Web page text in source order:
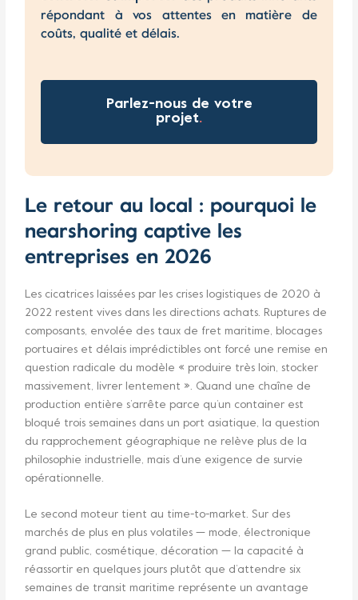
répondant à vos attentes en matière de
coûts, qualité et délais.
Parlez-nous de votre
projet.
Le retour au local : pourquoi le
nearshoring captive les
entreprises en 2026
Les cicatrices laissées par les crises logistiques de 2020 à
2022 restent vives dans les directions achats. Ruptures de
composants, envolée des taux de fret maritime, blocages
portuaires et délais imprédictibles ont forcé une remise en
question radicale du modèle « produire très loin, stocker
massivement, livrer lentement ». Quand une chaîne de
production entière s’arrête parce qu’un container est
bloqué trois semaines dans un port asiatique, la question
du rapprochement géographique ne relève plus de la
philosophie industrielle, mais d’une exigence de survie
opérationnelle.
Le second moteur tient au time-to-market. Sur des
marchés de plus en plus volatiles — mode, électronique
grand public, cosmétique, décoration — la capacité à
réassortir en quelques jours plutôt que d’attendre six
semaines de transit maritime représente un avantage